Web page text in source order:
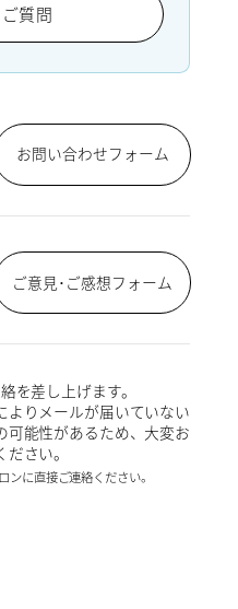
質問
お問い合わせフォーム
ご意見･ご感想フォーム
を差し上げます。
よりメールが届いていない
可能性があるため、大変お
さい。
に直接ご連絡ください。